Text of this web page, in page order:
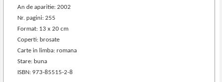
An de aparitie: 2002
Nr. pagini: 255
Format: 13 x 20 cm
Coperti: brosate
Carte in limba: romana
Stare: buna
ISBN: 973-85515-2-8